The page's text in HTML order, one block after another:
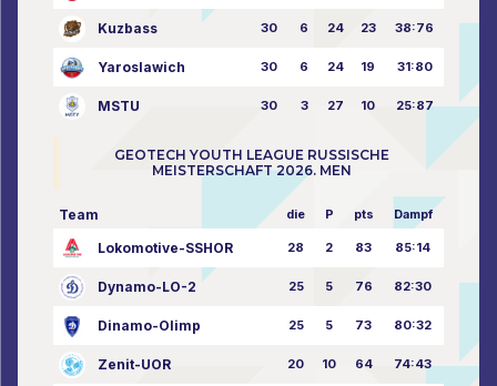
Kuzbass 30 6 24 23 38:76
Yaroslawich 30 6 24 19 31:80
MSTU 30 3 27 10 25:87
GEOTECH YOUTH LEAGUE RUSSISCHE
MEISTERSCHAFT 2026. MEN
Team die P pts Dampf
Lokomotive-SSHOR 28 2 83 85:14
Dynamo-LO-2 25 5 76 82:30
Dinamo-Olimp 25 5 73 80:32
Zenit-UOR 20 10 64 74:43